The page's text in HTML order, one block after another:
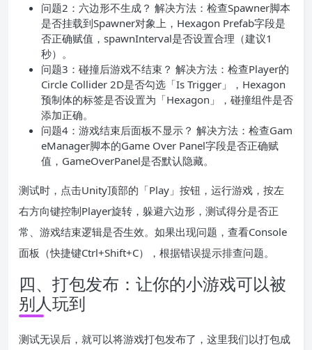
问题2：六边形不生成？ 解决方法：检查Spawner脚本
是否挂载到Spawner对象上，Hexagon Prefab字段是
否正确赋值，spawnInterval是否设置合理（建议1
秒）。
问题3：碰撞后游戏不结束？ 解决方法：检查Player的
Circle Collider 2D是否勾选「Is Trigger」，Hexagon
预制体的标签是否设置为「Hexagon」，碰撞组件是否
添加正确。
问题4：游戏结束后面板不显示？ 解决方法：检查Gam
eManager脚本的Game Over Panel字段是否正确赋
值，GameOverPanel是否默认隐藏。
测试时，点击Unity顶部的「Play」按钮，运行游戏，按左
右方向键控制Player旋转，躲避六边形，测试得分是否正
常、游戏结束逻辑是否生效。如果出现问题，查看Console
面板（快捷键Ctrl+Shift+C），根据错误提示排查问题。
四、打包发布：让你的小游戏可以被
别人玩到
测试无误后，就可以将游戏打包发布了，这里我们以打包成